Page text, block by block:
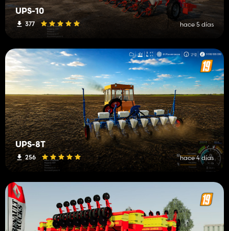
UPS-10
377 hace 5 días
UPS-8T
256 hace 4 días